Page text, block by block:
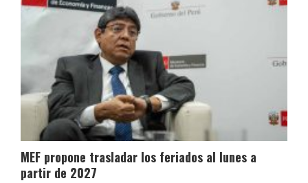
MEF propone trasladar los feriados al lunes a
partir de 2027